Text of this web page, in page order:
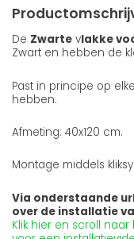
De Zwarte vlakke
Zwart en hebben de
Past in principe op
hebben.
Afmeting: 40x120 cm.
Montage middels
Via onderstaande
over de installatie
Klik hier en scroll